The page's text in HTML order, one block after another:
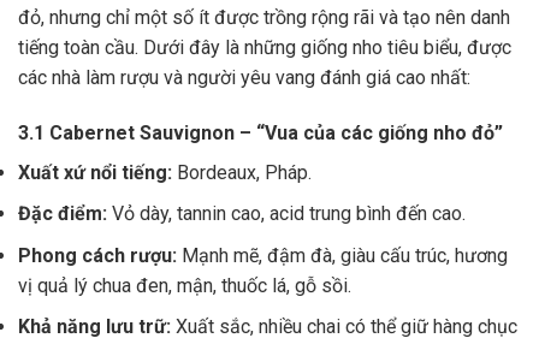
đỏ, nhưng chỉ một số ít được trồng rộng rãi và tạo nên danh
tiếng toàn cầu. Dưới đây là những giống nho tiêu biểu, được
các nhà làm rượu và người yêu vang đánh giá cao nhất:
3.1 Cabernet Sauvignon – “Vua của các giống nho đỏ”
Xuất xứ nổi tiếng: Bordeaux, Pháp.
Đặc điểm: Vỏ dày, tannin cao, acid trung bình đến cao.
Phong cách rượu: Mạnh mẽ, đậm đà, giàu cấu trúc, hương
vị quả lý chua đen, mận, thuốc lá, gỗ sồi.
Khả năng lưu trữ: Xuất sắc, nhiều chai có thể giữ hàng chục